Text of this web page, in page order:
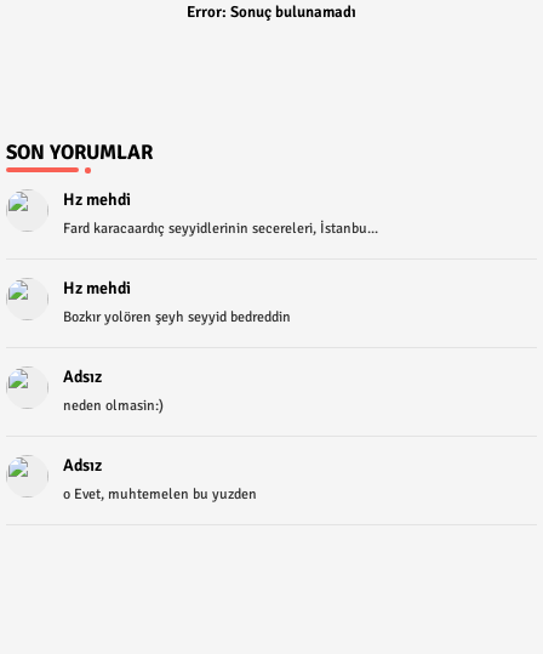
Error: Sonuç bulunamadı
SON YORUMLAR
Hz mehdi
Fard karacaardıç seyyidlerinin secereleri, İstanbu...
Hz mehdi
Bozkır yolören şeyh seyyid bedreddin
Adsız
neden olmasin:)
Adsız
o Evet, muhtemelen bu yuzden